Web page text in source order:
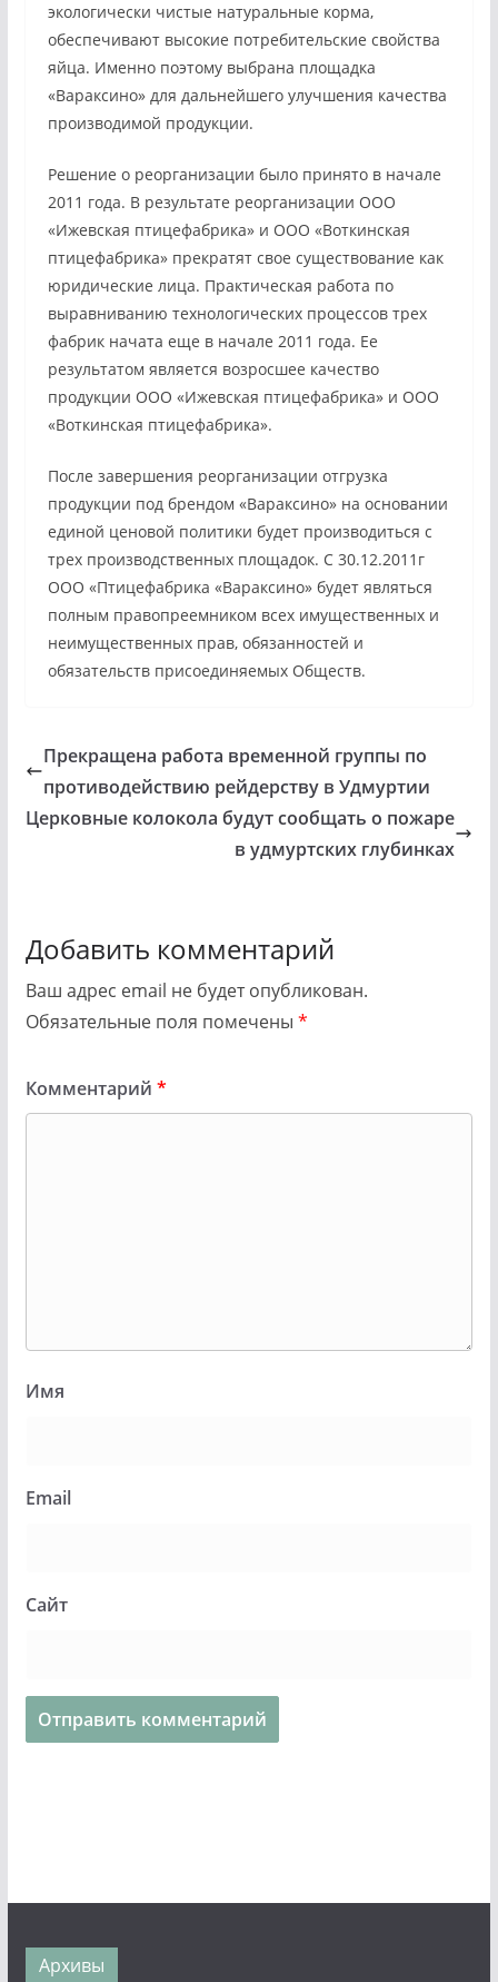
экологически чистые натуральные корма,
обеспечивают высокие потребительские свойства
яйца. Именно поэтому выбрана площадка
«Вараксино» для дальнейшего улучшения качества
производимой продукции.
Решение о реорганизации было принято в начале
2011 года. В результате реорганизации ООО
«Ижевская птицефабрика» и ООО «Воткинская
птицефабрика» прекратят свое существование как
юридические лица. Практическая работа по
выравниванию технологических процессов трех
фабрик начата еще в начале 2011 года. Ее
результатом является возросшее качество
продукции ООО «Ижевская птицефабрика» и ООО
«Воткинская птицефабрика».
После завершения реорганизации отгрузка
продукции под брендом «Вараксино» на основании
единой ценовой политики будет производиться с
трех производственных площадок. С 30.12.2011г
ООО «Птицефабрика «Вараксино» будет являться
полным правопреемником всех имущественных и
неимущественных прав, обязанностей и
обязательств присоединяемых Обществ.
Прекращена работа временной группы по
противодействию рейдерству в Удмуртии
Церковные колокола будут сообщать о пожаре
в удмуртских глубинках
Добавить комментарий
Ваш адрес email не будет опубликован.
Обязательные поля помечены *
Комментарий *
Имя
Email
Сайт
Архивы